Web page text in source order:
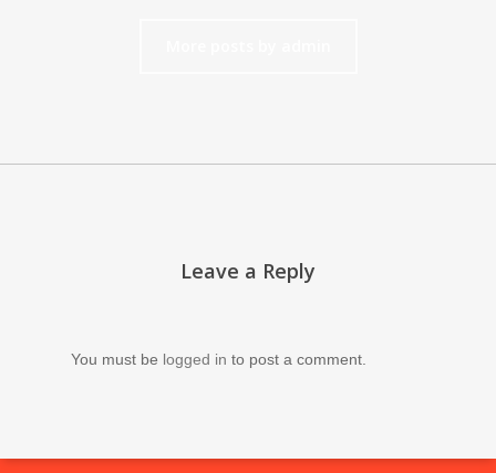
Leave a Reply
You must be logged in to post a comment.